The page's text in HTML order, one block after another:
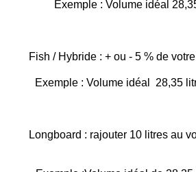
Exemple : Volume idéal
Fish / Hybride : + ou - 5 % de
Exemple : Volume idéal 28,35
Longboard : rajouter 10 litres au